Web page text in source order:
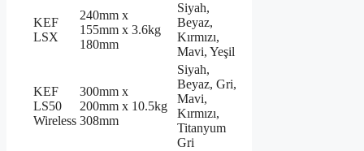
KEF
LSX
240mm x
155mm x
180mm
3.6kg
Siyah,
Beyaz,
Kırmızı,
Mavi, Yeşil
KEF
LS50
Wireless
300mm x
200mm x
308mm
10.5kg
Siyah,
Beyaz, Gri,
Mavi,
Kırmızı,
Titanyum
Gri